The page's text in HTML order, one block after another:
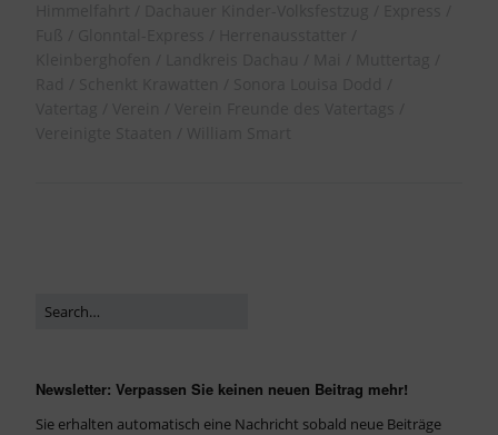
Newsletter: Verpassen Sie keinen neuen Beitrag mehr!
Sie erhalten automatisch eine Nachricht sobald neue Beiträge